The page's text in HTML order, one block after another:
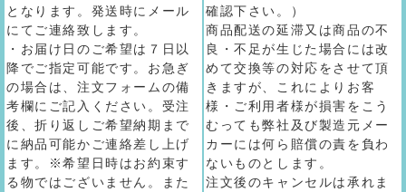
となります。発送時にメール
にてご連絡致します。
・お届け日のご希望は７日以
降でご指定可能です。お急ぎ
の場合は、注文フォームの備
考欄にご記入ください。受注
後、折り返しご希望納期まで
に納品可能かご連絡差し上げ
ます。※希望日時はお約束す
る物ではございません。また
確認下さい。）
商品配送の延滞又は商品の不
良・不足が生じた場合には改
めて交換等の対応をさせて頂
きますが、これによりお客
様・ご利用者様が損害をこう
むっても弊社及び製造元メー
カーには何ら賠償の責を負わ
ないものとします。
注文後のキャンセルは承れま